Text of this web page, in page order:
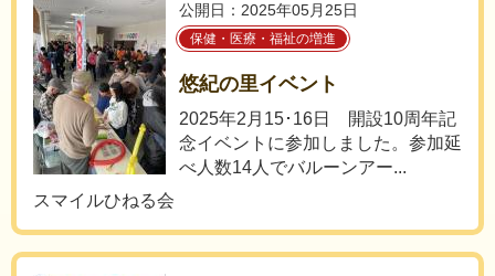
公開日：2025年05月25日
保健・医療・福祉の増進
悠紀の里イベント
2025年2月15･16日 開設10周年記
念イベントに参加しました。参加延
べ人数14人でバルーンアー...
スマイルひねる会